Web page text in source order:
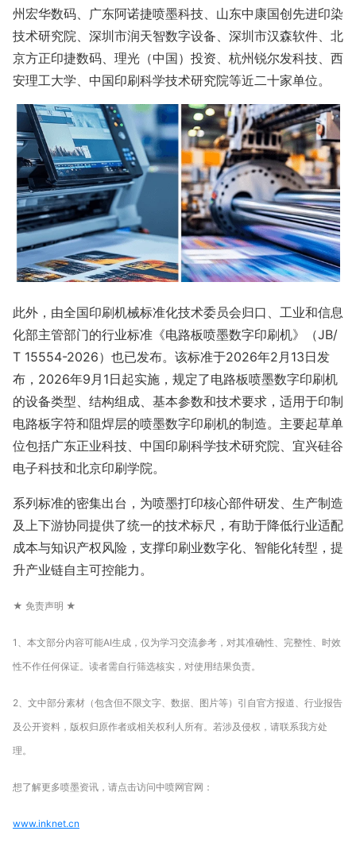
州宏华数码、广东阿诺捷喷墨科技、山东中康国创先进印染
技术研究院、深圳市润天智数字设备、深圳市汉森软件、北
京方正印捷数码、理光（中国）投资、杭州锐尔发科技、西
安理工大学、中国印刷科学技术研究院等近二十家单位。
此外，由全国印刷机械标准化技术委员会归口、工业和信息
化部主管部门的行业标准《电路板喷墨数字印刷机》（JB/
T 15554-2026）也已发布。该标准于2026年2月13日发
布，2026年9月1日起实施，规定了电路板喷墨数字印刷机
的设备类型、结构组成、基本参数和技术要求，适用于印制
电路板字符和阻焊层的喷墨数字印刷机的制造。主要起草单
位包括广东正业科技、中国印刷科学技术研究院、宜兴硅谷
电子科技和北京印刷学院。
系列标准的密集出台，为喷墨打印核心部件研发、生产制造
及上下游协同提供了统一的技术标尺，有助于降低行业适配
成本与知识产权风险，支撑印刷业数字化、智能化转型，提
升产业链自主可控能力。
★ 免责声明 ★
1、本文部分内容可能AI生成，仅为学习交流参考，对其准确性、完整性、时效
性不作任何保证。读者需自行筛选核实，对使用结果负责。
2、文中部分素材（包含但不限文字、数据、图片等）引自官方报道、行业报告
及公开资料，版权归原作者或相关权利人所有。若涉及侵权，请联系我方处
理。
想了解更多喷墨资讯，请点击访问中喷网官网：
www.inknet.cn